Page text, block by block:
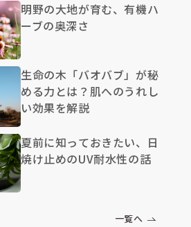
明野の大地が育む、有機ハ
ーブの奥深さ
生命の木「バオバブ」が秘
める力とは？肌へのうれし
い効果を解説
夏前に知っておきたい、日
焼け止めのUV耐水性の話
一覧へ